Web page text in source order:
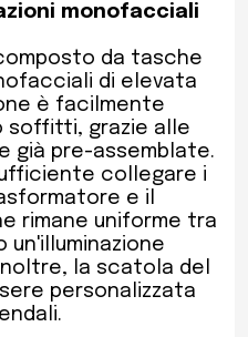
monofacciali
da tasche
di elevata
è facilmente
soffitti, grazie alle
già pre-assemblate.
collegare i
e il
rimane uniforme tra
un'illuminazione
la scatola del
personalizzata